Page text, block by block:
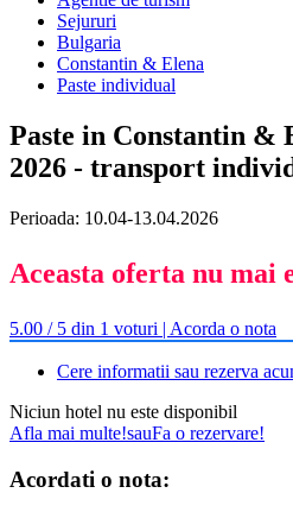
Sejururi
Bulgaria
Constantin & Elena
Paste individual
Paste in Constantin &
2026 - transport
Perioada: 10.04-13.04.2026
Aceasta oferta nu mai
5.00 / 5 din 1 voturi | Acorda o nota
Cere informatii sau rezerva
Niciun hotel nu este disponibil
Afla mai multe!sauFa o rezervare!
Acordati o nota: